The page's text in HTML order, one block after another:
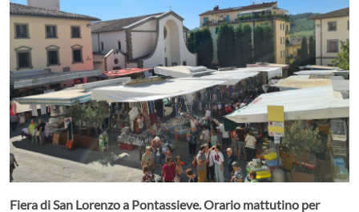
Fiera di San Lorenzo a Pontassieve. Orario mattutino per